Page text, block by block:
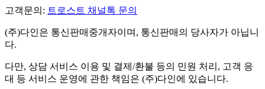
고객문의: 트로스트 채널톡 문의
(주)다인은 통신판매중개자이며, 통신판매의 당사자가 아닙니
다.
다만, 상담 서비스 이용 및 결제/환불 등의 민원 처리, 고객 응
대 등 서비스 운영에 관한 책임은 (주)다인에 있습니다.